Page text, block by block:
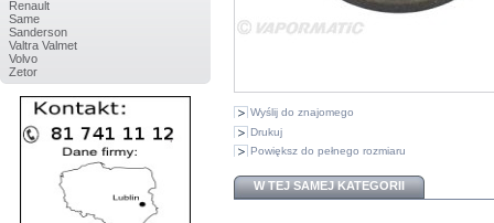
Renault
Same
Sanderson
Valtra Valmet
Volvo
Zetor
Wyślij do znajomego
Drukuj
Powiększ do pełnego rozmiaru
W TEJ SAMEJ KATEGORII